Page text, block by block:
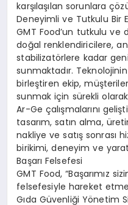
karşılaşılan sorunlara
Deneyimli ve Tutkulu Bir
GMT Food’un tutkulu
doğal renklendiricilere,
stabilizatörlere kadar
sunmaktadır.
birleştiren ekip,
sunmak için sürekli
Ar-Ge çalışmalarını
tasarım, satın alma,
nakliye ve satış sonrası
birikimi, deneyim ve
Başarı Felsefesi
GMT Food, “Başarımız
felsefesiyle hareket
Gıda Güvenliği Yönetim